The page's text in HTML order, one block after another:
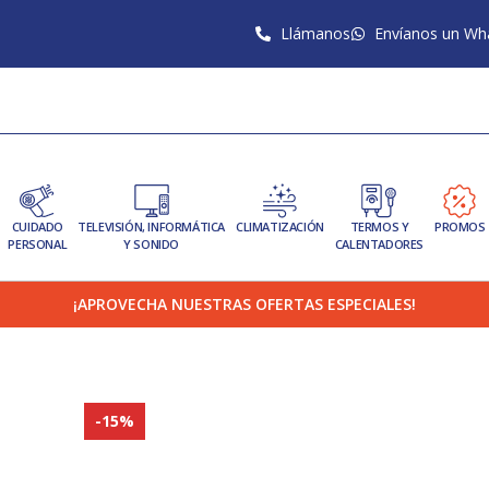
Llámanos Envíanos un
CUIDADO
PERSONAL
TELEVISIÓN, INFORMÁTICA
Y SONIDO
CLIMATIZACIÓN
TERMOS Y
CALENTADORES
PROMOS
¡APROVECHA NUESTRAS OFERTAS ESPECIALES!
-15%